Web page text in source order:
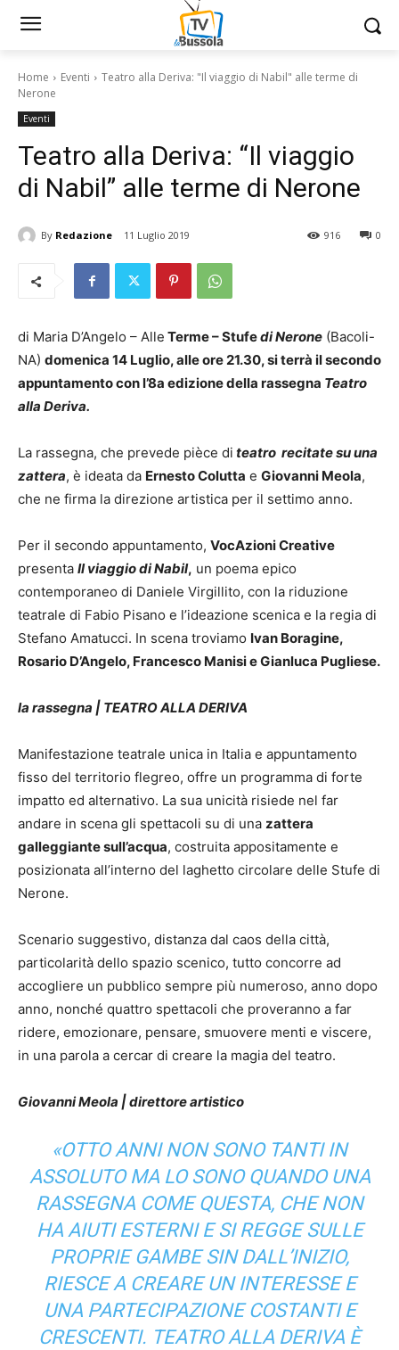
Home Eventi
Teatro alla Deriva: "Il viaggio di Nabil" alle terme di
Nerone
Eventi
Teatro alla Deriva: “Il viaggio
di Nabil” alle terme di Nerone
By Redazione 11 Luglio 2019 0
916
di Maria D’Angelo – Alle Terme – Stufedi Nerone (Bacoli-
NA) domenica 14 Luglio, alle ore 21.30, si terrà il secondo
appuntamento con l’8a edizione della rassegna Teatro
alla Deriva.
La rassegna, che prevede pièce di teatro recitate su una
zattera, è ideata da Ernesto Colutta e Giovanni Meola,
che ne firma la direzione artistica per il settimo anno.
Per il secondo appuntamento, VocAzioni Creative
presenta Il viaggio di Nabil, un poema epico
contemporaneo di Daniele Virgillito, con la riduzione
teatrale di Fabio Pisano e l’ideazione scenica e la regia di
Stefano Amatucci. In scena troviamo Ivan Boragine,
Rosario D’Angelo, Francesco Manisi e Gianluca Pugliese.
la rassegna | TEATRO ALLA DERIVA
Manifestazione teatrale unica in Italia e appuntamento
fisso del territorio flegreo, offre un programma di forte
impatto ed alternativo. La sua unicità risiede nel far
andare in scena gli spettacoli su di una zattera
galleggiante sull’acqua, costruita appositamente e
posizionata all’interno del laghetto circolare delle Stufe di
Nerone.
Scenario suggestivo, distanza dal caos della città,
particolarità dello spazio scenico, tutto concorre ad
accogliere un pubblico sempre più numeroso, anno dopo
anno, nonché quattro spettacoli che proveranno a far
ridere, emozionare, pensare, smuovere menti e viscere,
in una parola a cercar di creare la magia del teatro.
Giovanni Meola | direttore artistico
«OTTO ANNI NON SONO TANTI IN
ASSOLUTO MA LO SONO QUANDO UNA
RASSEGNA COME QUESTA, CHE NON
HA AIUTI ESTERNI E SI REGGE SULLE
PROPRIE GAMBE SIN DALL’INIZIO,
RIESCE A CREARE UN INTERESSE E
UNA PARTECIPAZIONE COSTANTI E
CRESCENTI. TEATRO ALLA DERIVA È